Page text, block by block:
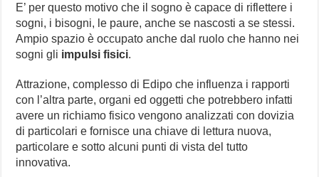
E’ per questo motivo che il sogno è capace di riflettere i
sogni, i bisogni, le paure, anche se nascosti a se stessi.
Ampio spazio è occupato anche dal ruolo che hanno nei
sogni gli impulsi fisici.
Attrazione, complesso di Edipo che influenza i rapporti
con l’altra parte, organi ed oggetti che potrebbero infatti
avere un richiamo fisico vengono analizzati con dovizia
di particolari e fornisce una chiave di lettura nuova,
particolare e sotto alcuni punti di vista del tutto
innovativa.